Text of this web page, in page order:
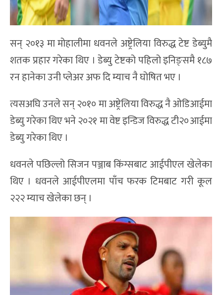
सन् २०१३ मा मोहालीमा धवनले अष्ट्रेलिया विरुद्ध टेष्ट डेब्युमै
शतक प्रहार गरेका थिए । डेब्यु टेष्टको पहिलो इनिङ्समै १८७
रन हानेका उनी प्लेअर अफ दि म्याच नै घोषित भए ।
त्यसअघि उनले सन् २०१० मा अष्ट्रेलिया विरुद्ध नै ओडिआईमा
डेब्यु गरेका थिए भने २०२१ मा वेष्ट इन्डिज विरुद्ध टी२०आईमा
डेब्यु गरेका थिए ।
धवनले पछिल्लो सिजन पञ्जाब किंग्सबाट आईपीएल खेलेका
थिए । धवनले आईपीएलमा पाँच फरक टिमबाट गरी कूल
२२२ म्याच खेलेका छन् ।